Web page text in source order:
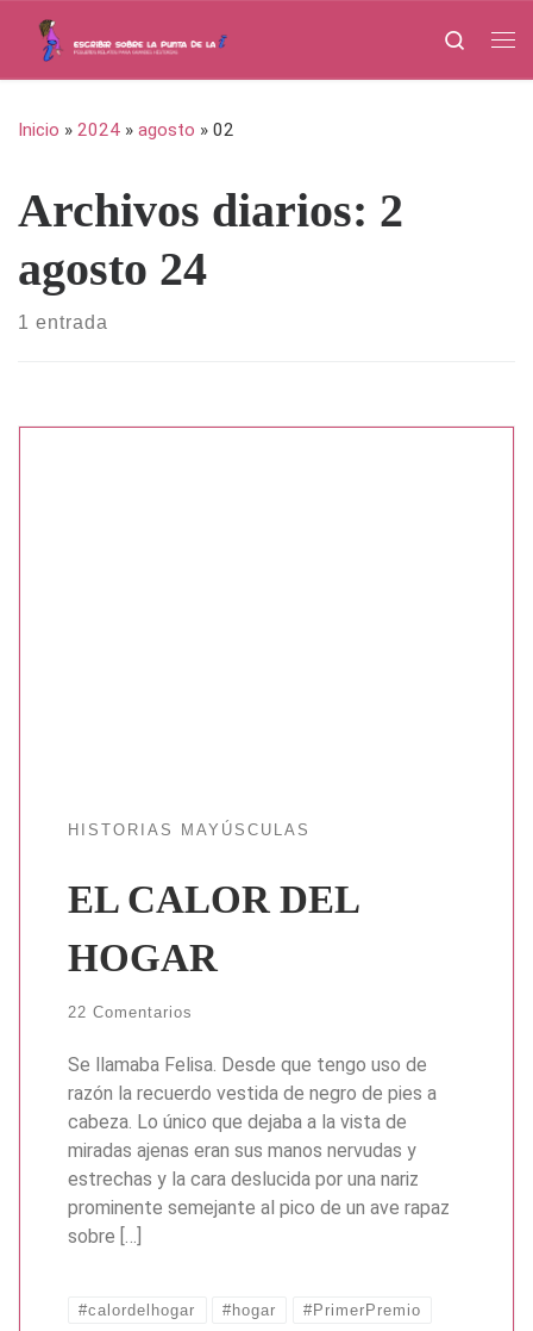
Saltar al contenido
Search
Inicio » 2024 » agosto » 02
Archivos diarios: 2
agosto 24
1 entrada
HISTORIAS MAYÚSCULAS
EL CALOR DEL
HOGAR
22 Comentarios
Se llamaba Felisa. Desde que tengo uso de
razón la recuerdo vestida de negro de pies a
cabeza. Lo único que dejaba a la vista de
miradas ajenas eran sus manos nervudas y
estrechas y la cara deslucida por una nariz
prominente semejante al pico de un ave rapaz
sobre […]
#calordelhogar #hogar #PrimerPremio